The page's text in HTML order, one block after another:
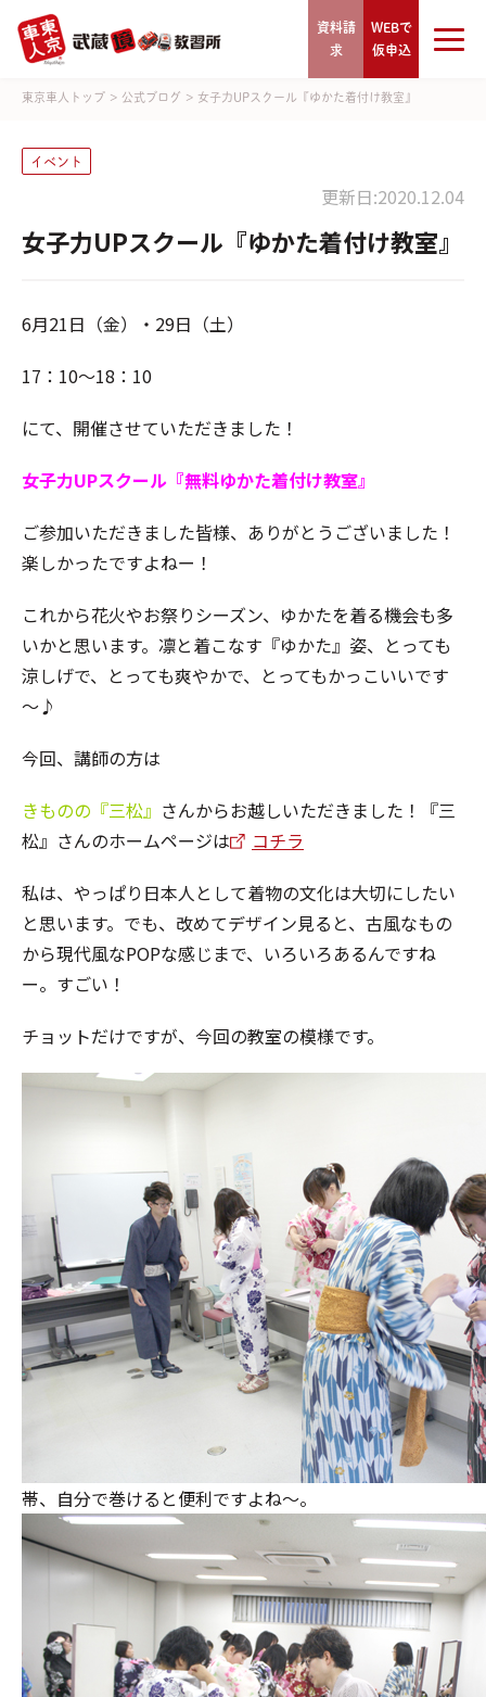
資料請
求
WEBで
仮申込
東京車人トップ > 公式ブログ > 女子力UPスクール『ゆかた着付け教室』
イベント
更新日:2020.12.04
女子力UPスクール『ゆかた着付け教室』
6月21日（金）・29日（土）
17：10～18：10
にて、開催させていただきました！
女子力UPスクール『無料ゆかた着付け教室』
ご参加いただきました皆様、ありがとうございました！
楽しかったですよねー！
これから花火やお祭りシーズン、ゆかたを着る機会も多
いかと思います。凛と着こなす『ゆかた』姿、とっても
涼しげで、とっても爽やかで、とってもかっこいいです
～♪
今回、講師の方は
きものの『三松』 さんからお越しいただきました！『三
松』さんのホームページは
コチラ
私は、やっぱり日本人として着物の文化は大切にしたい
と思います。でも、改めてデザイン見ると、古風なもの
から現代風なPOPな感じまで、いろいろあるんですね
ー。すごい！
チョットだけですが、今回の教室の模様です。
帯、自分で巻けると便利ですよね～。